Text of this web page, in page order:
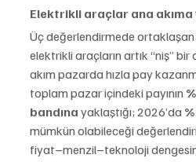
Elektrikli araçlar ana akıma
Üç değerlendirmede
elektrikli araçların artık “niş”
akım pazarda hızla pay
toplam pazar içindeki payının
bandına yaklaştığı; 2026’da
mümkün olabileceği
fiyat–menzil–teknoloji